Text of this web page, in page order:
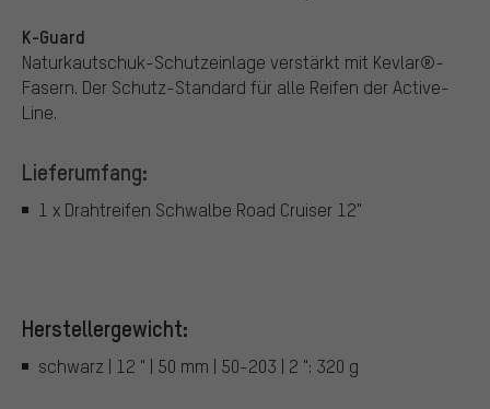
K-Guard
Naturkautschuk-Schutzeinlage verstärkt mit Kevlar®-
Fasern. Der Schutz-Standard für alle Reifen der Active-
Line.
Lieferumfang:
1 x Drahtreifen Schwalbe Road Cruiser 12"
Herstellergewicht:
schwarz | 12 " | 50 mm | 50-203 | 2 ": 320 g